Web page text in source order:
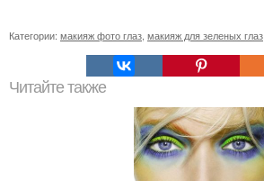
Категории: макияж фото глаз макияж для зеленых глаз
Читайте также